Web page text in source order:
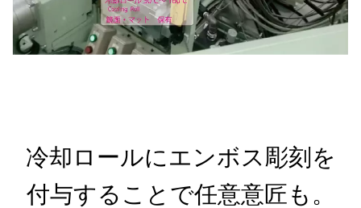
冷却ロールにエンボス彫刻を
付与することで任意意匠も。